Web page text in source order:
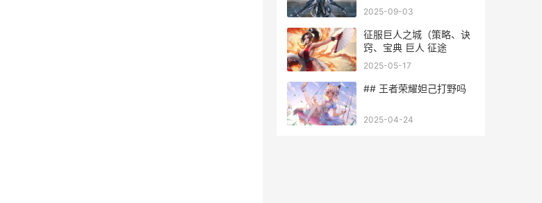
2025-09-03
征服巨人之城（策略、诀
窍、宝典 巨人 征途
2025-05-17
## 王者荣耀妲己打野吗
2025-04-24